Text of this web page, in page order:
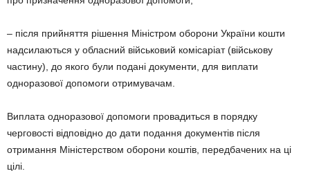
– після прийняття рішення Міністром оборони України кошти
надсилаються у обласний військовий комісаріат (військову
частину), до якого були подані документи, для виплати
одноразової допомоги отримувачам.
Виплата одноразової допомоги провадиться в порядку
черговості відповідно до дати подання документів після
отримання Міністерством оборони коштів, передбачених на ці
цілі.